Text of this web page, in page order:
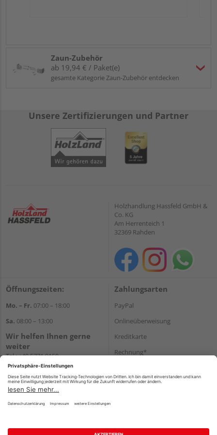
Zaun-Zubehör
ab 19,94 € / Paket(e)
gesamte Kategorie Zaun-Zubehör entdecken
Unsere Zertifizierungen und Partner
Holzhandlung Hassfeld GmbH &
Co. KG
Am Herrenteich 1
32369 Rahden
Öffnungszeiten:
Mo. – Fr. 07:00 – 18:00
Sa. 08:00 – 13:00
Wir helfen Ihnen gerne
weiter
Tel.:+49 5771 9150
E-Mail:info@holz-hassfeld.de
WhatsApp
Zahlungsarten
PayPal
Onlineüberweisung
Kreditkarte
Rechnung*
Versand
Impressum AGB Widerruf Datenschutz